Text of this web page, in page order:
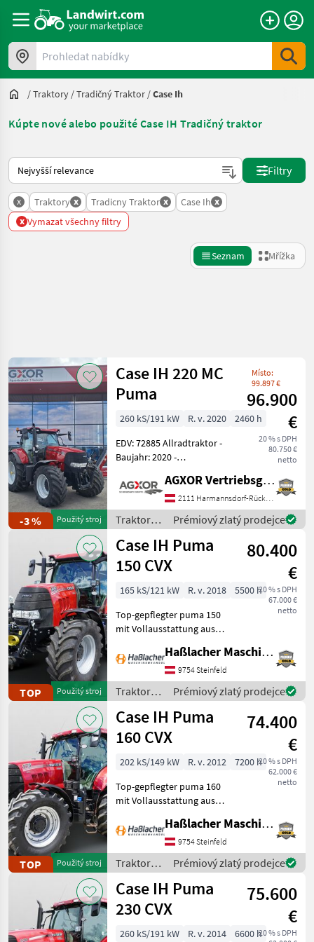
Prohledat nabídky
/Traktory /Tradičný Traktor /Case Ih
Kúpte nové alebo použité Case IH Tradičný traktor
Takto se řadí nabídky na Landwirt.com
Filtry
x Traktory x Tradicny Traktor x Case Ih x
x Vymazat všechny filtry
Seznam Mřížka
Kategorie 4 Země Filtry
AKTUÁLNÍ
CESTA
poľnohospodárska
technika
Traktory
Tradicny
Traktor
VYBRAT
KATEGORII
Case IH
John Deere
Fendt
New Holland
Steyr
Claas
Zobrazit
všech
48
MODEL
CVX
195
Profi
Obnovit
Zobrazit
690
výsledků
-3 % Použitý stroj
Case IH 220 MC
Puma
Místo:
99.897 €
96.900
€
20 % s DPH
80.750 €
netto
260 kS/191 kW R. v. 2020
2460 h
EDV: 72885 Allradtraktor -
Baujahr: 2020 -
- mit 4 elektr.
Hecksteuergeräte - mit 2
elektr. Mittensteuergeräte -
mit Power Be
AGXOR Vertriebsgesellschaft Ost GmbH
2111 Harmannsdorf-Rückersdorf
Traktory /
Case IH
Prémiový zlatý prodejce
TOP Použitý stroj
Case IH Puma
150 CVX
80.400
€
20 % s DPH
67.000 €
netto
165 kS/121 kW R. v. 2018
5500 h
Top-gepflegter puma 150
mit Vollausstattung aus
Lohnunternehmer – nur
am eigenen Betrieb
gelaufen. Durchgehend
gewartet, einsatzbereit,
aufbereitet
Haßlacher Maschinenhandel
9754 Steinfeld
Traktory /
Case IH
Prémiový zlatý prodejce
TOP Použitý stroj
Case IH Puma
160 CVX
74.400
€
20 % s DPH
62.000 €
netto
202 kS/149 kW R. v. 2012
7200 h
Top-gepflegter puma 160
mit Vollausstattung aus
Lohnunternehmer – nur
am eigenen Betrieb
gelaufen. Durchgehend
gewartet, einsatzbereit,
aufbereitet
Haßlacher Maschinenhandel
9754 Steinfeld
Traktory /
Case IH
Prémiový zlatý prodejce
Case IH Puma
230 CVX
75.600
€
20 % s DPH
260 kS/191 kW R. v. 2014
6600 h